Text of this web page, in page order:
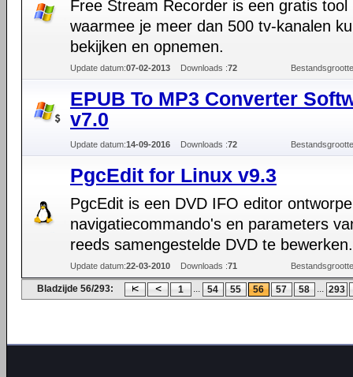
Free Stream Recorder is een gratis tool
waarmee je meer dan 500 tv-kanalen
bekijken en opnemen.
Update datum:07-02-2013 Downloads :72
EPUB To MP3 Converter
v7.0
Update datum:14-09-2016 Downloads :72
PgcEdit for Linux v9.3
PgcEdit is een DVD IFO editor
navigatiecommando's en parameters
reeds samengestelde DVD te bewerken.
Update datum:22-03-2010 Downloads :71
Bladzijde 56/293: 1 ... 54 55 56 57 58 ... 293